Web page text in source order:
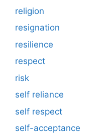
religion
resignation
resilience
respect
risk
self reliance
self respect
self-acceptance